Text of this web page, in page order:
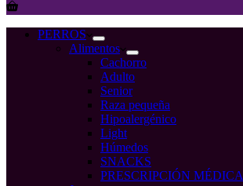
Carro
compraPERROS
Alimentos
Cachorro
Adulto
Senior
Raza pequeña
Hipoalergénico
Light
Húmedos
SNACKS
PRESCRIPCIÓN MÉDICA